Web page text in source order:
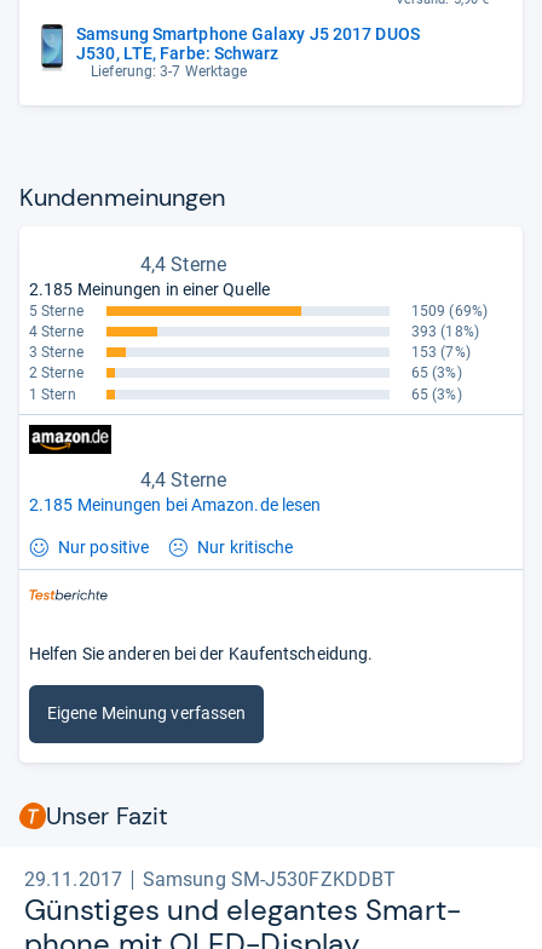
Samsung Smartphone Galaxy J5 2017 DUOS
J530, LTE, Farbe: Schwarz
Lieferung: 3-7 Werktage
Kun­den­mei­nun­gen
4,4 Sterne
2.185 Meinungen in einer Quelle
5 Sterne 1509 (69%)
4 Sterne
393 (18%)
3 Sterne
153 (7%)
2 Sterne
65 (3%)
1 Stern
65 (3%)
4,4 Sterne
2.185 Meinungen bei Amazon.de lesen
Nur positive Nur kritische
Helfen Sie anderen bei der Kaufentscheidung.
Eigene Meinung verfassen
Unser Fazit
29.11.2017 Samsung SM-J530FZKDDBT
Güns­ti­ges und ele­gan­tes Smart­